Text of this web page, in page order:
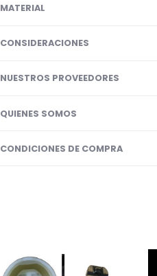
MATERIAL
CONSIDERACIONES
NUESTROS PROVEEDORES
QUIENES SOMOS
CONDICIONES DE COMPRA